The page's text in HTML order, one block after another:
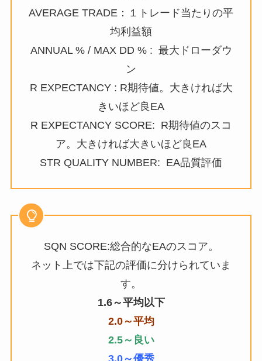
AVERAGE TRADE：１トレード当たりの平
均利益額
ANNUAL % / MAX DD % : 最大ドローダウ
ン
R EXPECTANCY : R期待値。大きければ大
きいほど良EA
R EXPECTANCY SCORE: R期待値のスコ
ア。大きければ大きいほど良EA
STR QUALITY NUMBER: EA品質評価
SQN SCORE:総合的なEAのスコア。
ネット上では下記の評価に分けられていま
す。
1.6～平均以下
2.0～平均
2.5～良い